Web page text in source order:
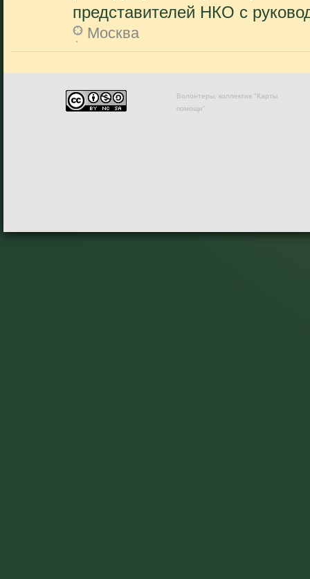
представителей НКО с
Москва
Волонтеры, коллектив "Карты
помощи"